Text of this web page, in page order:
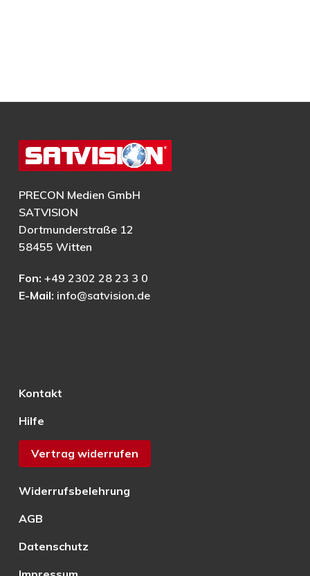
PRECON Medien GmbH
SATVISION
Dortmunderstraße 12
58455 Witten
Fon: +49 2302 28 23 3 0
E-Mail: info@satvision.de
Kontakt
Hilfe
Vertrag widerrufen
Widerrufsbelehrung
AGB
Datenschutz